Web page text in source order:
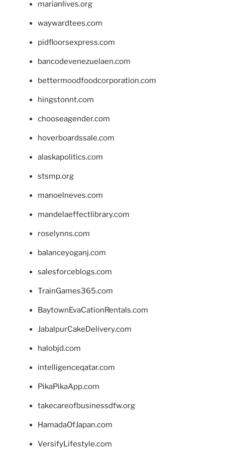
marianlives.org
waywardtees.com
pidfloorsexpress.com
bancodevenezuelaen.com
bettermoodfoodcorporation.com
hingstonnt.com
chooseagender.com
hoverboardssale.com
alaskapolitics.com
stsmp.org
manoelneves.com
mandelaeffectlibrary.com
roselynns.com
balanceyoganj.com
salesforceblogs.com
TrainGames365.com
BaytownEvaCationRentals.com
JabalpurCakeDelivery.com
halobjd.com
intelligenceqatar.com
PikaPikaApp.com
takecareofbusinessdfw.org
HamadaOfJapan.com
VersifyLifestyle.com